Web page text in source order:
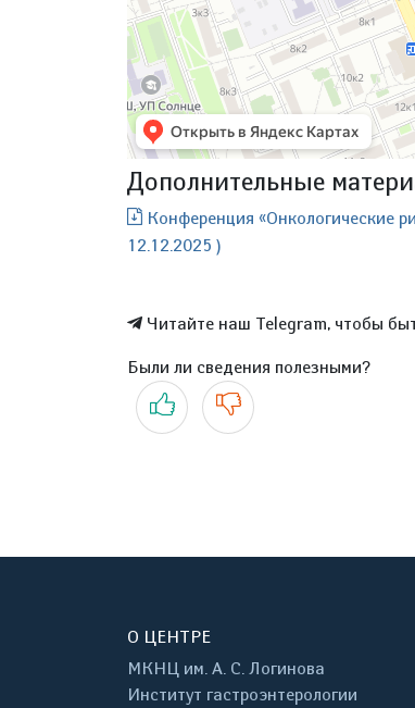
Дополнительные
Конференция «Онкологические
12.12.2025 )
Читайте наш Telegram, чтобы
Были ли сведения полезными?
Да
О ЦЕНТРЕ
МКНЦ им. А. С. Логинова
Институт гастроэнтерологии